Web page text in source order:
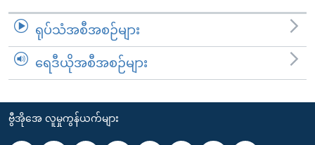
ရုပ်သံအစီအစဉ်များ
ရေဒီယိုအစီအစဉ်များ
ဗွီအိုအေ လူမှုကွန်ယက်များ